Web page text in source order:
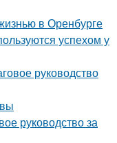
в Оренбурге
успехом у
руководство
руководство за